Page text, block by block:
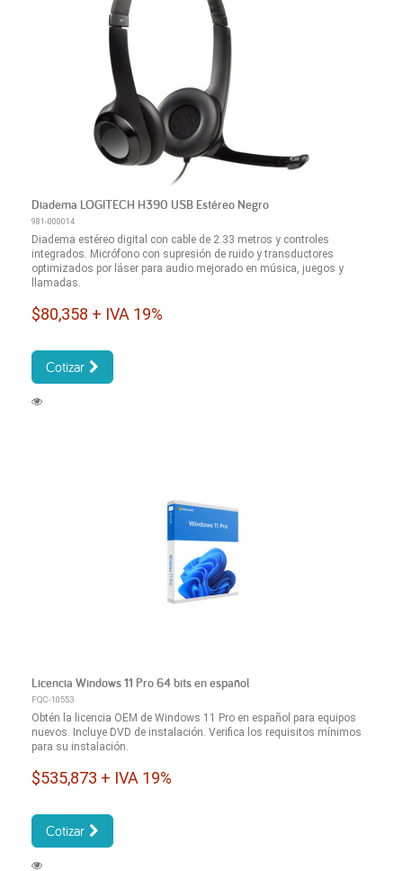
Diadema LOGITECH H390 USB Estéreo Negro
981-000014
Diadema estéreo digital con cable de 2.33 metros y controles
integrados. Micrófono con supresión de ruido y transductores
optimizados por láser para audio mejorado en música, juegos y
llamadas.
$80,358 + IVA 19%
Cotizar
Licencia Windows 11 Pro 64 bits en español
FQC-10553
Obtén la licencia OEM de Windows 11 Pro en español para equipos
nuevos. Incluye DVD de instalación. Verifica los requisitos mínimos
para su instalación.
$535,873 + IVA 19%
Cotizar